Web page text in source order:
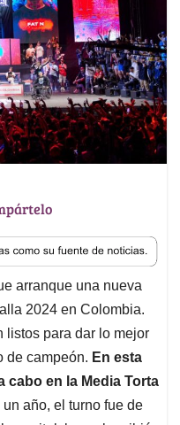
arranque una nueva
2024 en Colombia.
listos para dar lo mejor
de campeón. En esta
cabo en la Media Torta
un año, el turno fue de